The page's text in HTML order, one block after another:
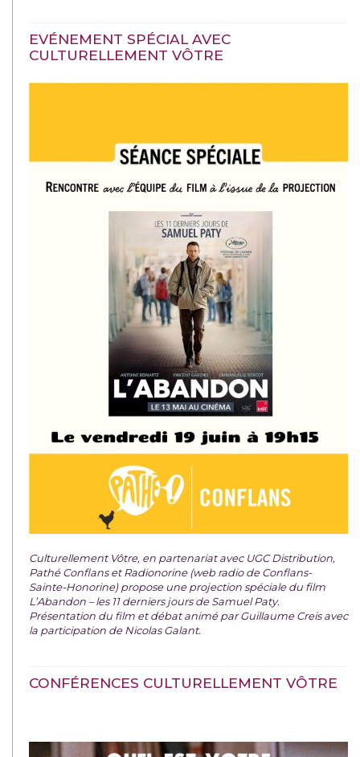
EVÉNEMENT SPÉCIAL AVEC
CULTURELLEMENT VÔTRE
Culturellement Vôtre, en partenariat avec UGC Distribution,
Pathé Conflans et Radionorine (web radio de Conflans-
Sainte-Honorine) propose une projection spéciale du film
L’Abandon – les 11 derniers jours de Samuel Paty.
Présentation du film et débat animé par Guillaume Creis avec
la participation de Nicolas Galant.
CONFÉRENCES CULTURELLEMENT VÔTRE